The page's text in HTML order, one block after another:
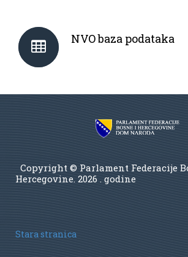
NVO baza podataka
Copyright © Parlament Federacije
Hercegovine. 2026 . godine
Stara stranica